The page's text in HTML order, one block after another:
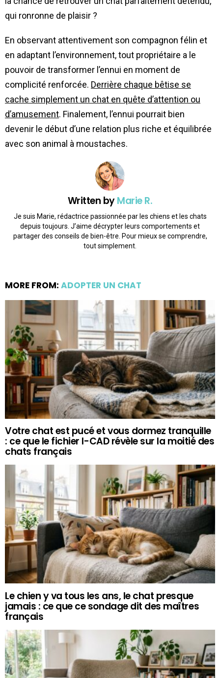
qui ronronne de plaisir ?
En observant attentivement son compagnon félin et
en adaptant l’environnement, tout propriétaire a le
pouvoir de transformer l’ennui en moment de
complicité renforcée. Derrière chaque bêtise se
cache simplement un chat en quête d’attention ou
d’amusement. Finalement, l’ennui pourrait bien
devenir le début d’une relation plus riche et équilibrée
avec son animal à moustaches.
Written byMarie R.
Je suis Marie, rédactrice passionnée par les chiens et les chats
depuis toujours. J’aime décrypter leurs comportements et
partager des conseils de bien-être. Pour mieux se comprendre,
tout simplement.
MORE FROM: ADOPTER UN CHAT
Votre chat est pucé et vous dormez tranquille
: ce que le fichier I-CAD révèle sur la moitié des
chats français
Le chien y va tous les ans, le chat presque
jamais : ce que ce sondage dit des maîtres
français